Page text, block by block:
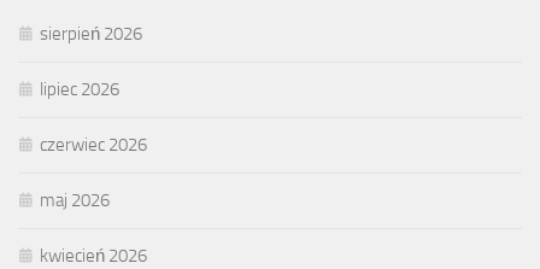
sierpień 2026
lipiec 2026
czerwiec 2026
maj 2026
kwiecień 2026